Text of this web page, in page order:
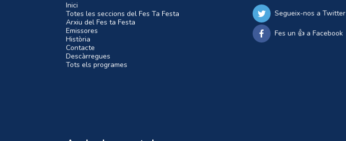
Inici
Totes les seccions del Fes Ta Festa
Arxiu del Fes ta Festa
Emissores
Història
Contacte
Descàrregues
Tots els programes
Segueix-nos a Twitter
Fes un 👍 a Facebook